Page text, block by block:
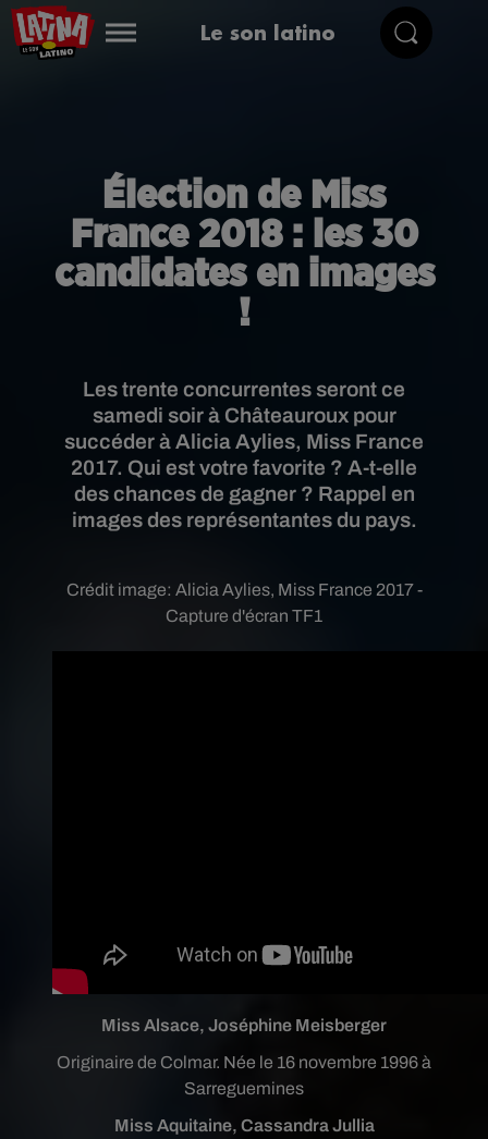
Le son latino
Élection de Miss
France 2018 : les 30
candidates en images
!
Les trente concurrentes seront ce
samedi soir à Châteauroux pour
succéder à Alicia Aylies, Miss France
2017. Qui est votre favorite ? A-t-elle
des chances de gagner ? Rappel en
images des représentantes du pays.
Crédit image: Alicia Aylies, Miss France 2017 -
Capture d'écran TF1
Miss Alsace, Joséphine Meisberger
Originaire de Colmar. Née le 16 novembre 1996 à
Sarreguemines
Miss Aquitaine, Cassandra Jullia